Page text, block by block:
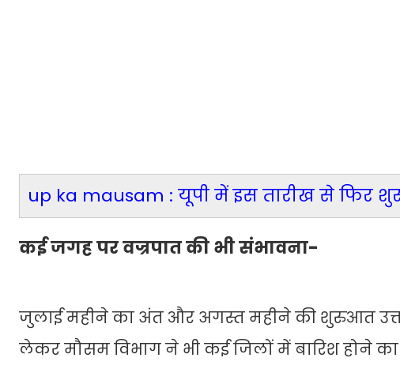
up ka mausam : यूपी में इस तारीख से फिर
कई जगह पर वज्रपात की भी संभावना-
जुलाई महीने का अंत और अगस्त महीने की शुरुआत
लेकर मौसम विभाग ने भी कई जिलों में बारिश होने का